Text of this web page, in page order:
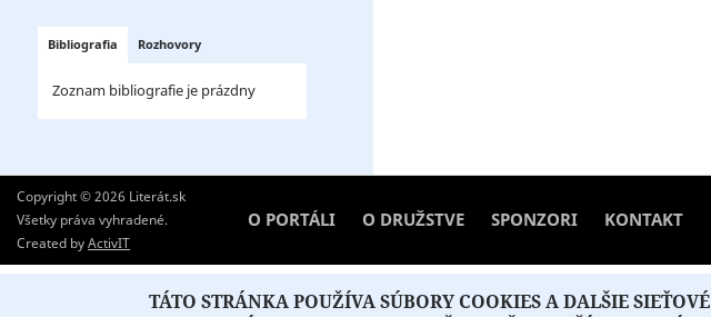
Bibliografia Rozhovory
Zoznam bibliografie je prázdny
Copyright © 2026 Literát.sk
Všetky práva vyhradené.
Created byActivIT
O PORTÁLI O DRUŽSTVE SPONZORI KONTAKT
TÁTO STRÁNKA POUŽÍVA SÚBORY COOKIES A DALŠIE SIEŤOVÉ